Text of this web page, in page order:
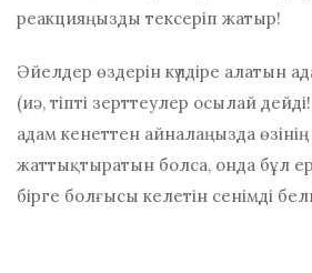
реакцияңызды тексеріп жатыр!
Әйелдер өздерін күлдіре алатын
(иә, тіпті зерттеулер осылай
адам кенеттен айналаңызда өзінің
жаттықтыратын болса, онда бұл
бірге болғысы келетін сенімді